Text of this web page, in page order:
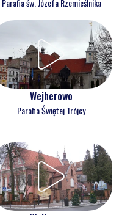
Parafia św. Józefa Rzemieślnika
Wejherowo
Parafia Świętej Trójcy